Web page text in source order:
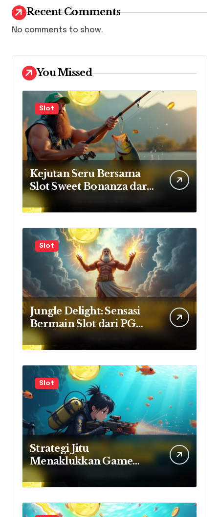
Recent Comments
No comments to show.
You Missed
Slot
Kejutan Seru Bersama
Slot Sweet Bonanza dari
Pragmatic Play
Slot
Jungle Delight: Sensasi
Bermain Slot dari PG
Soft yang Bikin
Ketagihan
Slot
Strategi Jitu
Menaklukkan Game
Tembak Ikan Pragmatic
Play